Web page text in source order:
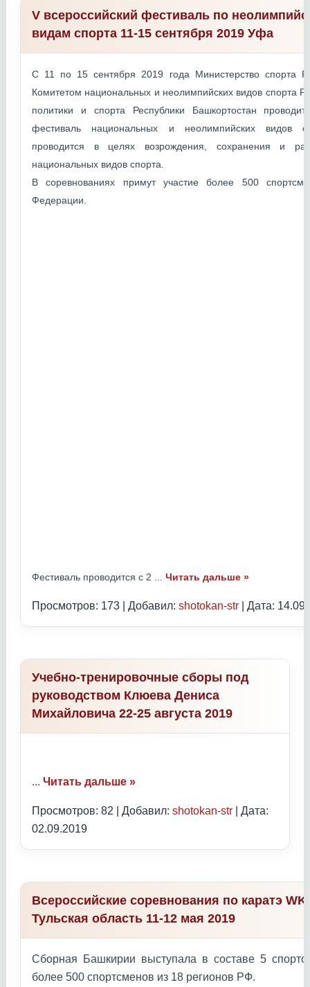
V всероссийский фестиваль по
видам спорта 11-15 сентября 2019 Уфа
С 11 по 15 сентября 2019 года Министерство спорта
Комитетом национальных и неолимпийских видов спорта
политики и спорта Республики Башкортостан
фестиваль национальных и неолимпийских видов
проводится в целях возрождения, сохранения и
национальных видов спорта.
В соревнованиях примут участие более 500
Федерации.
Фестиваль проводится с 2 Читать дальше »
Просмотров: 173 | Добавил: shotokan-str | Дата:
Учебно-тренировочные сборы под
руководством Клюева Дениса
Михайловича 22-25 августа 2019
... Читать дальше »
Просмотров: 82 | Добавил: shotokan-str | Дата:
02.09.2019
Всероссийские соревнования по каратэ
Тульская область 11-12 мая 2019
Сборная Башкирии выступала в составе 5
более 500 спортсменов из 18 регионов РФ.